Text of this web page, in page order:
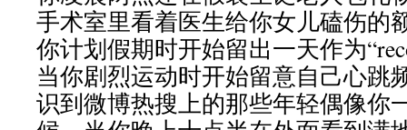
手术室里看着医生给你女儿磕伤的
你计划假期时开始留出一天作为
当你剧烈运动时开始留意自己心跳
识到微博热搜上的那些年轻偶像你